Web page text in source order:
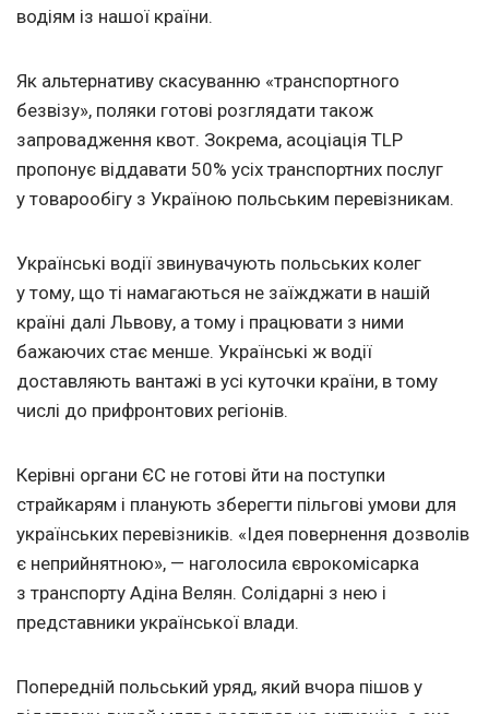
водіям із нашої країни.
Як альтернативу скасуванню «транспортного
безвізу», поляки готові розглядати також
запровадження квот. Зокрема, асоціація TLP
пропонує віддавати 50% усіх транспортних послуг
у товарообігу з Україною польським перевізникам.
Українські водії звинувачують польських колег
у тому, що ті намагаються не заїжджати в нашій
країні далі Львову, а тому і працювати з ними
бажаючих стає менше. Українські ж водії
доставляють вантажі в усі куточки країни, в тому
числі до прифронтових регіонів.
Керівні органи ЄС не готові йти на поступки
страйкарям і планують зберегти пільгові умови для
українських перевізників. «Ідея повернення дозволів
є неприйнятною», — наголосила єврокомісарка
з транспорту Адіна Велян. Солідарні з нею і
представники української влади.
Попередній польський уряд, який вчора пішов у